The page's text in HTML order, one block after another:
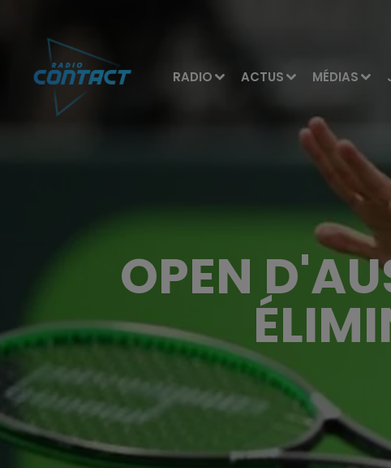
RADIO ACTUS MÉDIAS
OPEN